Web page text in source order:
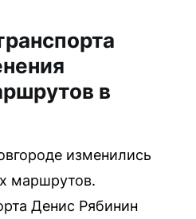
в
изменились
маршрутов.
Денис Рябинин